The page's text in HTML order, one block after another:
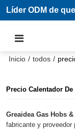
Inicio / todos /
Precio Calentador
Greaidea Gas Hobs
fabricante y